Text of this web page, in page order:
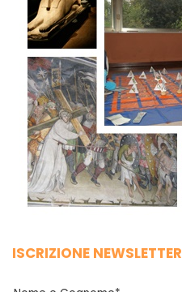
ISCRIZIONE NEWSLETTER